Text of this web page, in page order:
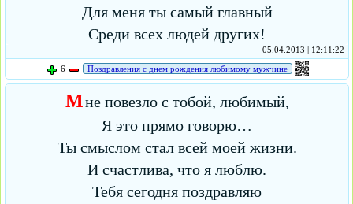
Для меня ты самый главный
Среди всех людей других!
05.04.2013 | 12:11:22
6
Поздравления с днем рождения любимому мужчине
Мне повезло с тобой, любимый,
Я это прямо говорю…
Ты смыслом стал всей моей жизни.
И счастлива, что я люблю.
Тебя сегодня поздравляю